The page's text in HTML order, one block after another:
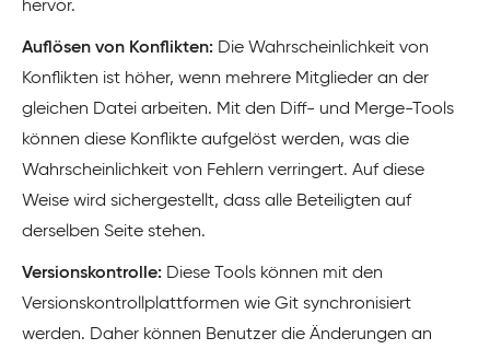
hervor.
Auflösen von Konflikten: Die Wahrscheinlichkeit von
Konflikten ist höher, wenn mehrere Mitglieder an der
gleichen Datei arbeiten. Mit den Diff- und Merge-Tools
können diese Konflikte aufgelöst werden, was die
Wahrscheinlichkeit von Fehlern verringert. Auf diese
Weise wird sichergestellt, dass alle Beteiligten auf
derselben Seite stehen.
Versionskontrolle: Diese Tools können mit den
Versionskontrollplattformen wie Git synchronisiert
werden. Daher können Benutzer die Änderungen an